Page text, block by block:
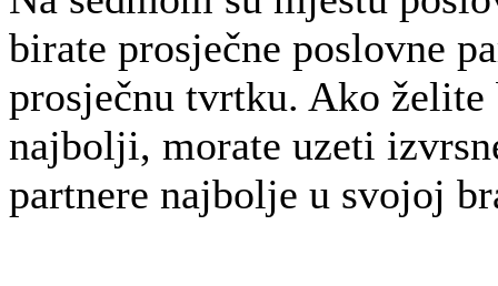
birate prosječne poslovne
prosječnu tvrtku. Ako
najbolji, morate uzeti
partnere najbolje u svojoj